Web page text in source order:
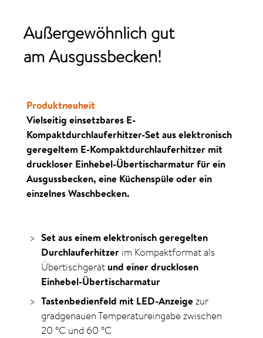
Außergewöhnlich gut
am Ausgussbecken!
Produktneuheit
Vielseitig einsetzbares E-
Kompaktdurchlauferhitzer-Set aus elektronisch
geregeltem E-Kompaktdurchlauferhitzer mit
druckloser Einhebel-Übertischarmatur für ein
Ausgussbecken, eine Küchenspüle oder ein
einzelnes Waschbecken.
Set aus einem elektronisch geregelten
Durch­lauf­erhitzer im Kompaktformat als
Übertischgerät und einer drucklosen
Einhebel-Übertischarmatur
Tastenbedienfeld mit LED-Anzeigezur
gradgenauen Temperatureingabe zwischen
20 °C und 60 °C